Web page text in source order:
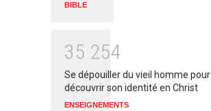
BIBLE
35 254
Se dépouiller du vieil homme pour
découvrir son identité en Christ
ENSEIGNEMENTS